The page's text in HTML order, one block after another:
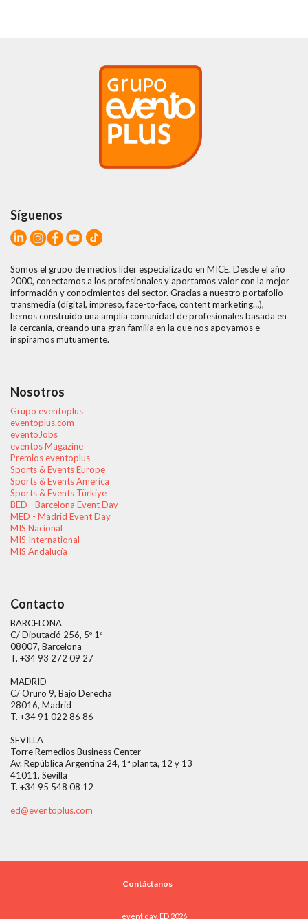
Síguenos
Somos el grupo de medios líder especializado en MICE. Desde el año
2000, conectamos a los profesionales y aportamos valor con la mejor
información y conocimientos del sector. Gracias a nuestro portafolio
transmedia (digital, impreso, face-to-face, content marketing…),
hemos construido una amplia comunidad de profesionales basada en
la cercanía, creando una gran familia en la que nos apoyamos e
inspiramos mutuamente.
Nosotros
Grupo eventoplus
eventoplus.com
eventoJobs
eventos Magazine
Premios eventoplus
Sports & Events Europe
Sports & Events America
Sports & Events Türkiye
BED - Barcelona Event Day
MED - Madrid Event Day
MIS Nacional
MIS International
MIS Andalucía
Contacto
BARCELONA
C/ Diputació 256, 5º 1ª
08007, Barcelona
T. +34 93 272 09 27
MADRID
C/ Oruro 9, Bajo Derecha
28016, Madrid
T. +34 91 022 86 86
SEVILLA
Torre Remedios Business Center
Av. República Argentina 24, 1ª planta, 12 y 13
41011, Sevilla
T. +34 95 548 08 12
ed@eventoplus.com
Contáctanos
event day, ED 2026